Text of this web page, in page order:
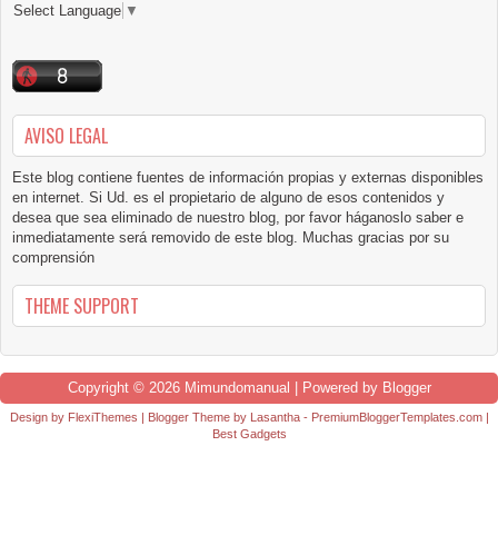
Select Language ▼
AVISO LEGAL
Este blog contiene fuentes de información propias y externas disponibles
en internet. Si Ud. es el propietario de alguno de esos contenidos y
desea que sea eliminado de nuestro blog, por favor háganoslo saber e
inmediatamente será removido de este blog. Muchas gracias por su
comprensión
THEME SUPPORT
Copyright © 2026 Mimundomanual | Powered by Blogger
Design by FlexiThemes | Blogger Theme by Lasantha- PremiumBloggerTemplates.com|
Best Gadgets